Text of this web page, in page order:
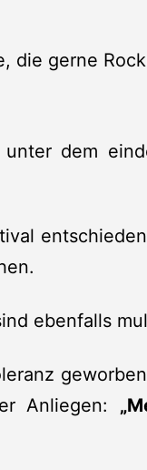
die gerne
dem
ebenfalls
Anliegen: